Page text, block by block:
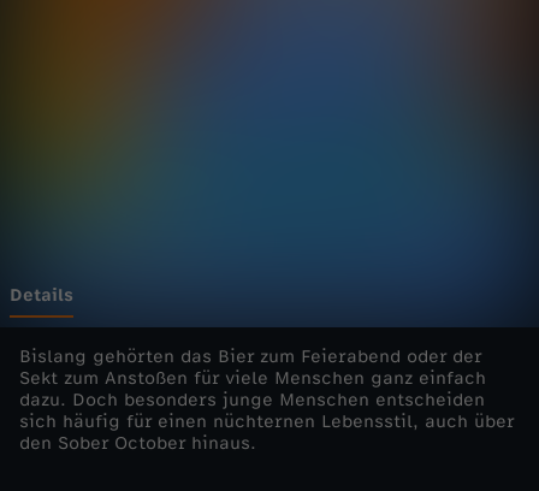
s
u
r
Details
Bislang gehörten das Bier zum Feierabend oder der
Sekt zum Anstoßen für viele Menschen ganz einfach
dazu. Doch besonders junge Menschen entscheiden
sich häufig für einen nüchternen Lebensstil, auch über
den Sober October hinaus.